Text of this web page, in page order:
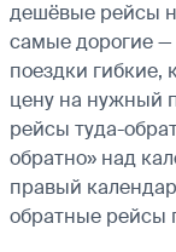
дешёвые рейсы
самые дорогие —
поездки
цену на нужный
рейсы туда-
обратно» над
правый
обратные рейсы